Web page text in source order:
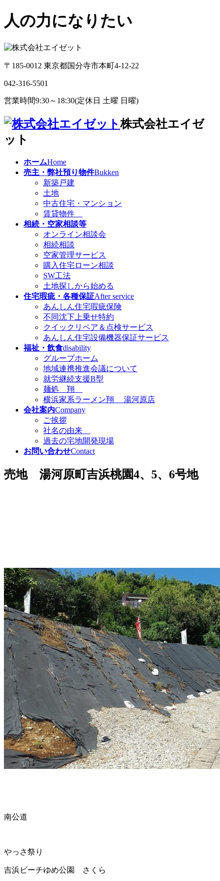
人の力になりたい
〒185-0012 東京都国分寺市本町4-12-22
042-316-5501
営業時間9:30～18:30(定休日 土曜 日曜)
株式会社エイゼ
ット
ホームHome
売主・弊社預り物件Bukken
新築戸建
土地
中古住宅・マンション
賃貸物件
相続・空家相談等
オンライン相談会
相続相談
空家管理サービス
購入住宅ローン相談
SW工法
土地探しから始める
住宅瑕疵・各種保証After service
あんしん住宅瑕疵保険
不同沈下上乗せ特約
クイックリペア＆点検サービス
あんしん住宅設備機器保証サービス
福祉・飲食disability
グループホーム
地域連携推進会議について
就労継続支援B型
麺処 翔
横浜家系ラーメン翔 湯河原店
会社案内Company
ご挨拶
社名の由来
過去の宅地開発現場
お問い合わせContact
売地 湯河原町吉浜桃園4、5、6号地
南公道
やっさ祭り
吉浜ビーチゆめ公園 さくら